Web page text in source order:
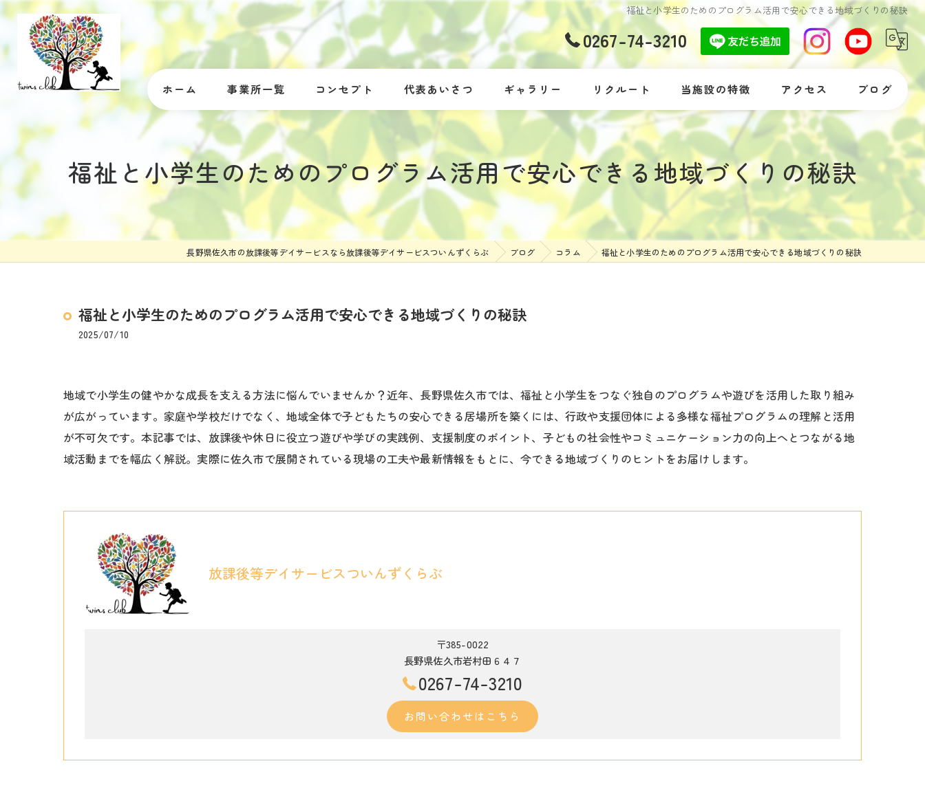
福祉と小学生のためのプログラム活用で安心できる地域づくりの秘訣
0267-74-3210
ホーム 事業所一覧 コンセプト 代表あいさつ ギャラリー リクルート 当施設の特徴
自閉症
発達障がい
落ち着きがない
体験
アクセス ブログ
コラム
福祉と小学生のためのプログラム活用で安心できる地域づくりの秘訣
長野県佐久市の放課後等デイサービスなら放課後等デイサービスついんずくらぶ ブログ コラム 福祉と小学生のためのプログラム活用で安心できる地域づくりの秘訣
福祉と小学生のためのプログラム活用で安心できる地域づくりの秘訣
2025/07/10
地域で小学生の健やかな成長を支える方法に悩んでいませんか？近年、長野県佐久市では、福祉と小学生をつなぐ独自のプログラムや遊びを活用した取り組み
が広がっています。家庭や学校だけでなく、地域全体で子どもたちの安心できる居場所を築くには、行政や支援団体による多様な福祉プログラムの理解と活用
が不可欠です。本記事では、放課後や休日に役立つ遊びや学びの実践例、支援制度のポイント、子どもの社会性やコミュニケーション力の向上へとつながる地
域活動までを幅広く解説。実際に佐久市で展開されている現場の工夫や最新情報をもとに、今できる地域づくりのヒントをお届けします。
放課後等デイサービスついんずくらぶ
〒385-0022
長野県佐久市岩村田６４７
0267-74-3210
お問い合わせはこちら